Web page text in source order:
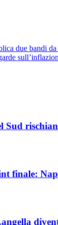
due bandi
Sud
finale: